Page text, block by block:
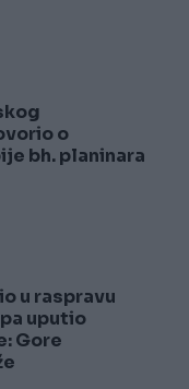
o
bh. planinara
u raspravu
uputio
Gore